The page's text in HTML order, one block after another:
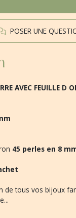
POSER UNE
AVEC FEUILLE D
45 perles en 8
de tous vos bijoux